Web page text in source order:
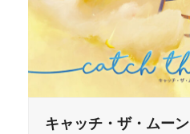
キャッチ・ザ・ムーン